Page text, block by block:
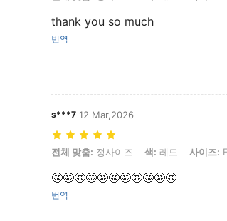
thank you so much
번역
s***7 12 Mar,2026
전체 맞춤: 정사이즈, 색: 레드, 사이즈: EUR37
전체 맞춤: 정사이즈 색: 레드 사이즈:
🤩🤩🤩🤩🤩🤩🤩🤩🤩🤩🤩
번역